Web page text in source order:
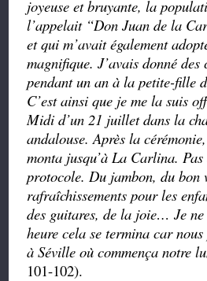
joyeuse et bruyante, la
l’appelait “Don Juan de la
et qui m’avait également
magnifique. J’avais donné
pendant un an à la petite-fille
C’est ainsi que je me la suis
Midi d’un 21 juillet dans la
andalouse. Après la
monta jusqu’à La Carlina.
protocole. Du jambon, du bon
rafraîchissements pour les
des guitares, de la joie… Je
heure cela se termina car
à Séville où commença notre
101-102).